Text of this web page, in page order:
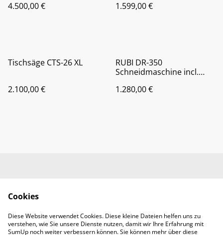
4.500,00 €
1.599,00 €
Tischsäge CTS-26 XL
2.100,00 €
RUBI DR-350
Schneidmaschine incl.
Diamantscheibe
1.280,00 €
Kontaktieren Sie uns
Rechtliche
Datenschutzbestimm
Handwerkerbedarf
RMMS Abendroth
Cookies
Diese Website verwendet Cookies. Diese kleine Dateien helfen uns zu
verstehen, wie Sie unsere Dienste nutzen, damit wir Ihre Erfahrung mit
SumUp noch weiter verbessern können. Sie können mehr über diese